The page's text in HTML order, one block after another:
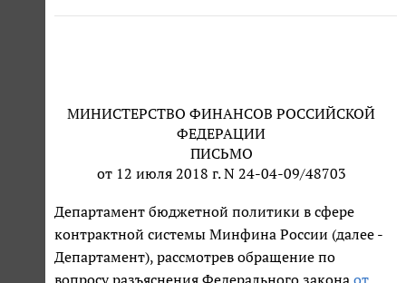
МИНИСТЕРСТВО ФИНАНСОВ РОССИЙСКОЙ
ФЕДЕРАЦИИ
ПИСЬМО
от 12 июля 2018 г. N 24-04-09/48703
Департамент бюджетной политики в сфере
контрактной системы Минфина России (далее -
Департамент), рассмотрев обращение по
вопросу разъяснения Федерального закона от